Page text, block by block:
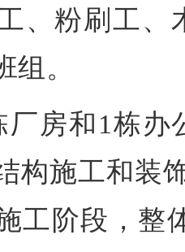
、粉刷工、
组。
厂房和1栋
构施工和装
工阶段，整